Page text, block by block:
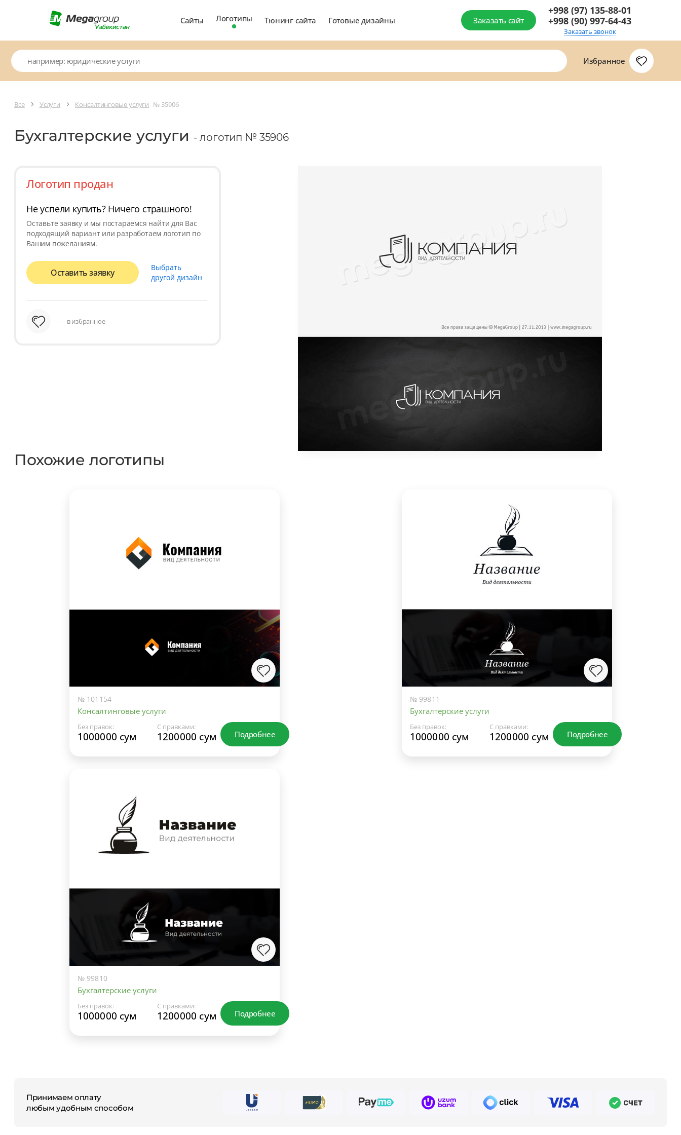
Сайты Логотипы Тюнинг сайта Готовые дизайны Заказать сайт
+998 (97) 135-88-01
+998 (90) 997-64-43
Заказать звонок
Избранное
Все Услуги Консалтинговые услуги № 35906
Бухгалтерские услуги - логотип № 35906
Логотип продан
Не успели купить? Ничего страшного!
Оставьте заявку и мы постараемся найти для Вас
подходящий вариант или разработаем логотип по
Вашим пожеланиям.
Оставить заявку
Выбрать
другой дизайн
— в избранное
Похожие логотипы
№ 101154
Консалтинговые услуги
Без правок:
1000000 сум
С правками:
1200000 сум Подробнее
№ 99811
Бухгалтерские услуги
Без правок:
1000000 сум
С правками:
1200000 сум Подробнее
№ 99810
Бухгалтерские услуги
Без правок:
1000000 сум
С правками:
1200000 сум Подробнее
Принимаем оплату
любым удобным способом